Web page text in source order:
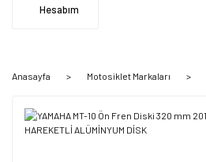
Hesabım
Anasayfa Motosiklet Markaları